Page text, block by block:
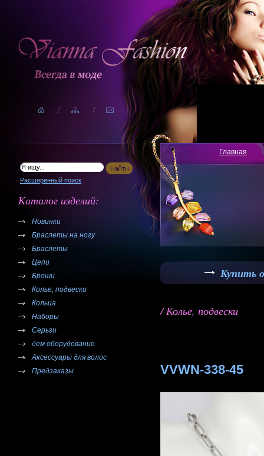
Расширенный поиск
Каталог изделий:
Новинки
Браслеты на ногу
Браслеты
Цепи
Броши
Колье, подвески
Кольца
Наборы
Серьги
дем оборудование
Аксессуары для волос
Предзаказы
Главная
Купить
/ Колье, подвески
VVWN-338-45